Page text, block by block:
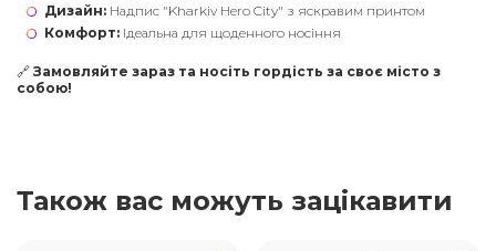
Дизайн: Надпис "Kharkiv Hero City" з яскравим принтом
Комфорт: Ідеальна для щоденного носіння
🔗 Замовляйте зараз та носіть гордість за своє місто з
собою!
Також вас можуть зацікавити